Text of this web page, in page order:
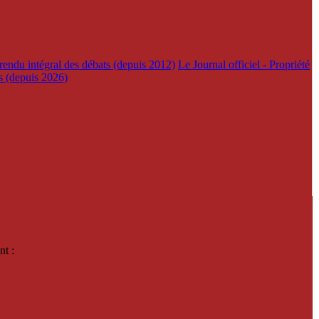
intégral des débats (depuis 2012) Le Journal officiel - Propriété
(depuis 2026)
: